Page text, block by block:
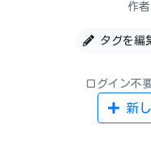
作
タグを編
新